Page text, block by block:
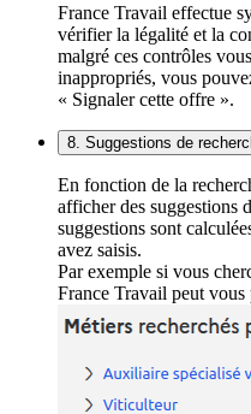
France Travail effectue
vérifier la légalité et la
malgré ces contrôles
inappropriés, vous
« Signaler cette offre ».
8. Suggestions de
En fonction de la
afficher des suggestions
suggestions sont
avez saisis.
Par exemple si vous
France Travail peut vous